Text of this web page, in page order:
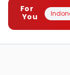
For
You